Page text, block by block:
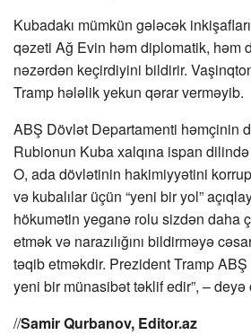
Kubadakı mümkün gələcək
qəzeti Ağ Evin həm diplomatik, həm
nəzərdən keçirdiyini bildirir.
Tramp hələlik yekun qərar verməyib.
ABŞ Dövlət Departamenti həmçinin
Rubionun Kuba xalqına ispan dilində
O, ada dövlətinin hakimiyyətini
və kubalılar üçün “yeni bir yol”
hökumətin yeganə rolu sizdən daha
etmək və narazılığını bildirməyə
təqib etməkdir. Prezident Tramp
yeni bir münasibət təklif edir”, – deyə
//Samir Qurbanov, Editor.az